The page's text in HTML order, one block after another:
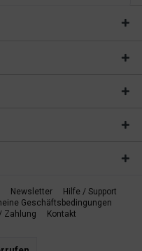
Newsletter
Hilfe / Support
Geschäftsbedingungen
Zahlung Kontakt